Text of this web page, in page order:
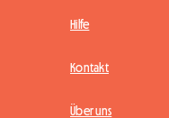
Hilfe
Kontakt
Über uns